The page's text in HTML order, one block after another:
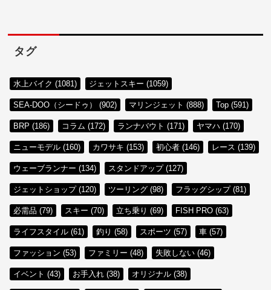
タグ
水上バイク (1081) ジェットスキー (1059)
SEA-DOO（シードゥ） (902) マリンジェット (888) Top (591)
BRP (186) コラム (172) ランナバウト (171) ヤマハ (170)
ニューモデル (160) カワサキ (153) 初心者 (146) レース (139)
ウェーブランナー (134) スタンドアップ (127)
ジェットショップ (120) ツーリング (98) フラッグシップ (81)
必需品 (79) スキー (70) 立ち乗り (69) FISH PRO (63)
ライフスタイル (61) 釣り (58) スポーツ (57) 車 (57)
ファッション (53) ファミリー (48) 失敗しない (46)
イベント (43) お手入れ (38) オリジナル (38)